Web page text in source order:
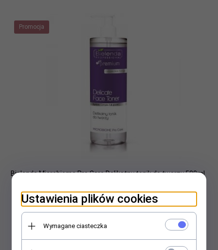
Promocja
Bielenda Microbiome Pro Care Delikatny tonik do twarzy 500ml
36,66PLN
47.00 PLN
Ustawienia plików cookies
Wymagane ciasteczka